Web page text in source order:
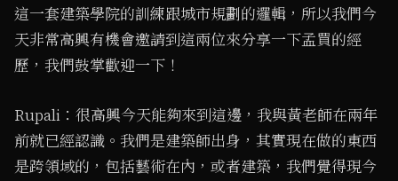
這一套建築學院的訓練跟城市規劃的邏輯，所以我們今
天非常高興有機會邀請到這兩位來分享一下孟買的經
歷，我們鼓掌歡迎一下！
Rupali：很高興今天能夠來到這邊，我與黃老師在兩年
前就已經認識。我們是建築師出身，其實現在做的東西
是跨領域的，包括藝術在內，或者建築，我們覺得現今